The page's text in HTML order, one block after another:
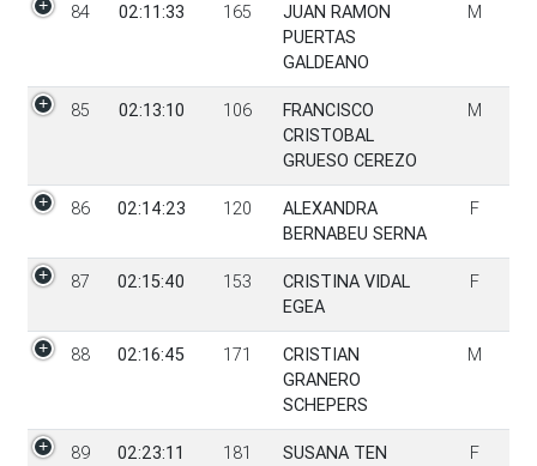
84 02:11:33 165
JUAN RAMON
PUERTAS
GALDEANO
M
85 02:13:10 106
FRANCISCO
CRISTOBAL
GRUESO CEREZO
M
86 02:14:23 120
ALEXANDRA
BERNABEU SERNA
F
87 02:15:40 153
CRISTINA VIDAL
EGEA
F
88 02:16:45 171
CRISTIAN
GRANERO
SCHEPERS
M
89 02:23:11 181
SUSANA TEN
F